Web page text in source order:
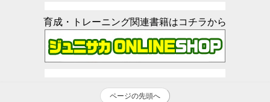
育成・トレーニング関連書籍はコチラから
ページの先頭へ